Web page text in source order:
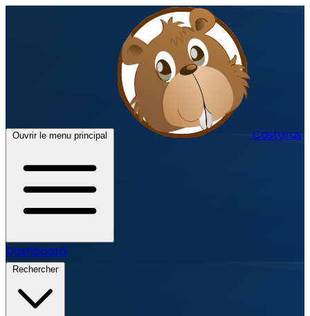
Ouvrir le menu principal Castorus
Dashboard
Rechercher